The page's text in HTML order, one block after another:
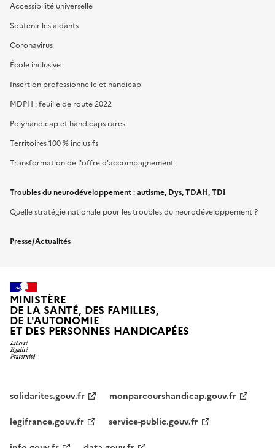
Accessibilité universelle
Soutenir les aidants
Coronavirus
École inclusive
Insertion professionnelle et handicap
MDPH : feuille de route 2022
Polyhandicap et handicaps rares
Territoires 100 % inclusifs
Transformation de l'offre d'accompagnement
Troubles du neurodéveloppement : autisme, Dys, TDAH, TDI
Quelle stratégie nationale pour les troubles du neurodéveloppement ?
Presse/Actualités
MINISTÈRE
DE LA SANTÉ, DES FAMILLES,
DE L'AUTONOMIE
ET DES PERSONNES HANDICAPÉES
solidarites.gouv.fr
monparcourshandicap.gouv.fr
legifrance.gouv.fr
service-public.gouv.fr